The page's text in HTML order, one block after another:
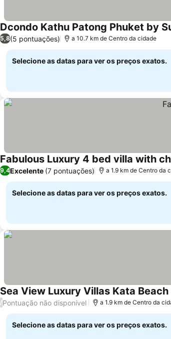
Dcondo Kathu Patong Phuket by
5,8(5 pontuações) a 10.7 km de Centro da cidade
Selecione as datas para ver os preços exatos.
Fabulous Luxury 4 bed villa with
9,4Excelente (7 pontuações) a 1.9 km de Centro da
Selecione as datas para ver os preços exatos.
Sea View Luxury Villas Kata Beach
/Pontuação não disponível a 1.9 km de Centro da
Selecione as datas para ver os preços exatos.